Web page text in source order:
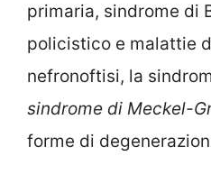
primaria, sindrome di
policistico e malattie
nefronoftisi, la
sindrome di Meckel-
forme di